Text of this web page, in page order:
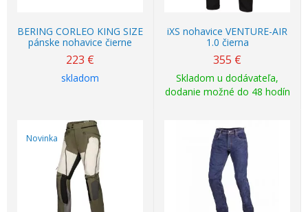
BERING CORLEO KING SIZE
pánske nohavice čierne
223 €
skladom
iXS nohavice VENTURE-AIR
1.0 čierna
355 €
Skladom u dodávateľa,
dodanie možné do 48 hodín
Novinka